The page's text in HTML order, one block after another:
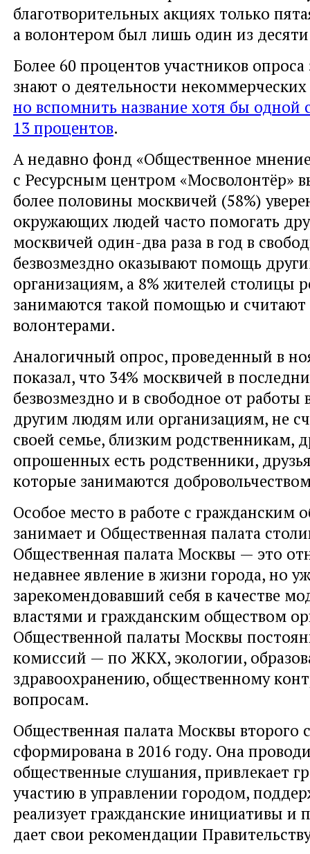
благотворительных акциях только
а волонтером был лишь один из
Более 60 процентов участников опроса
знают о деятельности
но вспомнить название хотя бы одной
13 процентов.
А недавно фонд «Общественное
с Ресурсным центром «Мосволонтёр»
более половины москвичей (58%)
окружающих людей часто помогать
москвичей один-два раза в год в
безвозмездно оказывают помощь
организациям, а 8% жителей столицы
занимаются такой помощью и считают
волонтерами.
Аналогичный опрос, проведенный в
показал, что 34% москвичей в
безвозмездно и в свободное от
другим людям или организациям, не
своей семье, близким родственникам,
опрошенных есть родственники,
которые занимаются
Особое место в работе с гражданским
занимает и Общественная палата
Общественная палата Москвы — это
недавнее явление в жизни города, но
зарекомендовавший себя в качестве
властями и гражданским обществом
Общественной палаты Москвы
комиссий — по ЖКХ, экологии,
здравоохранению, общественному
вопросам.
Общественная палата Москвы второго
сформирована в 2016 году. Она
общественные слушания, привлекает
участию в управлении городом,
реализует гражданские инициативы и
дает свои рекомендации